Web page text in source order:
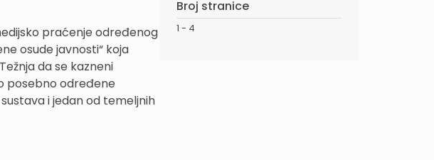
praćenje određenog
osude javnosti“ koja
da se kazneni
posebno određene
i jedan od temeljnih
Broj stranice
1 - 4